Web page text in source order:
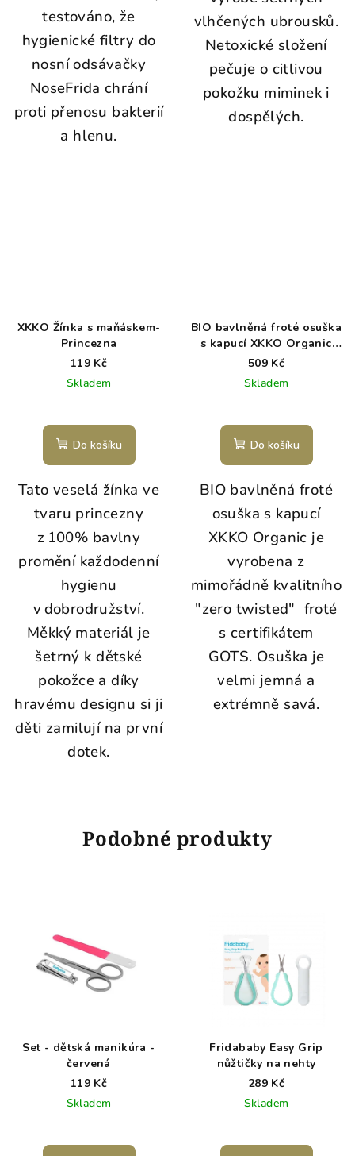
testováno, že
hygienické filtry do
nosní odsávačky
NoseFrida chrání
proti přenosu bakterií
a hlenu.
vlhčených ubrousků.
Netoxické složení
pečuje o citlivou
pokožku miminek i
dospělých.
XKKO Žínka s maňáskem-
Princezna
119 Kč
Skladem
Do košíku
Tato veselá žínka ve
tvaru princezny
z 100% bavlny
promění každodenní
hygienu
v dobrodružství.
Měkký materiál je
šetrný kdětské
pokožce adíky
hravémudesignu si ji
děti zamilují na první
dotek.
BIO bavlněná froté osuška
s kapucí XKKO Organic
90x90 - Mint Stars
509 Kč
Skladem
Do košíku
BIO bavlněná froté
osuška s kapucí
XKKO Organic je
vyrobena z
mimořádně kvalitního
"zero twisted" froté
s certifikátem
GOTS. Osuška je
velmi jemná a
extrémně savá.
Podobné produkty
Set - dětská manikúra -
červená
119 Kč
Skladem
Fridababy Easy Grip
nůžtičky na nehty
289 Kč
Skladem